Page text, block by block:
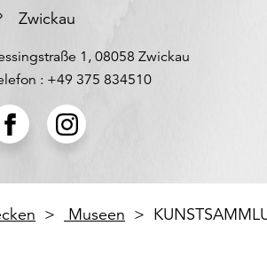
Zwickau
1, 08058 Zwickau
: +49 375 834510
Museen